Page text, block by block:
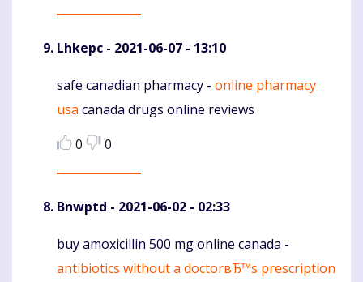
Lhkepc - 2021-06-07 - 13:10
Komentaras
safe canadian pharmacy - online pharmacy
usa canada drugs online reviews
0
0
Bnwptd - 2021-06-02 - 02:33
Komentaras
buy amoxicillin 500 mg online canada -
antibiotics without a doctorвЂ™s prescription